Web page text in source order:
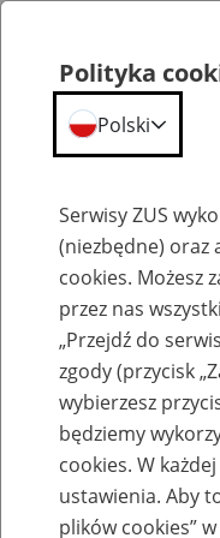
Komunikaty
Informacja o
dostępności
Polityka
Polski
Serwisy ZUS
(niezbędne) oraz
cookies. Możesz
przez nas
„Przejdź do
zgody (przycisk
wybierzesz
będziemy
cookies. W
ustawienia. Aby
plików cookies”